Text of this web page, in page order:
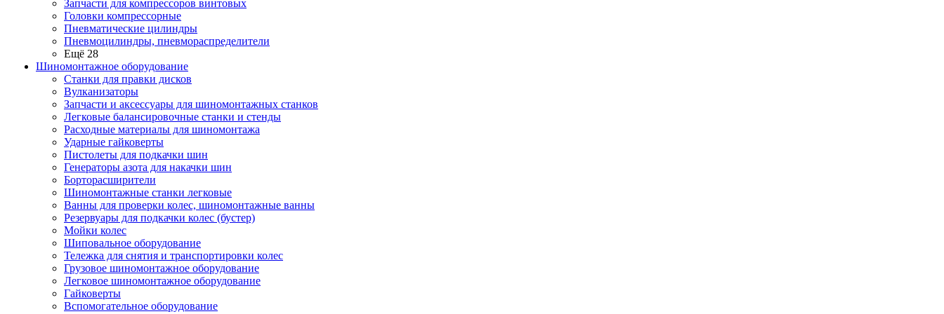
Запчасти для компрессоров винтовых
Головки компрессорные
Пневматические цилиндры
Пневмоцилиндры, пневмораспределители
Ещё 28
Шиномонтажное оборудование
Станки для правки дисков
Вулканизаторы
Запчасти и аксессуары для шиномонтажных станков
Легковые балансировочные станки и стенды
Расходные материалы для шиномонтажа
Ударные гайковерты
Пистолеты для подкачки шин
Генераторы азота для накачки шин
Борторасширители
Шиномонтажные станки легковые
Ванны для проверки колес, шиномонтажные ванны
Резервуары для подкачки колес (бустер)
Мойки колес
Шиповальное оборудование
Тележка для снятия и транспортировки колес
Грузовое шиномонтажное оборудование
Легковое шиномонтажное оборудование
Гайковерты
Вспомогательное оборудование